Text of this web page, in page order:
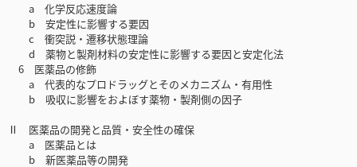
a 化学反応速度論
b 安定性に影響する要因
c 衝突説・遷移状態理論
d 薬物と製剤材料の安定性に影響する要因と安定化法
6 医薬品の修飾
a 代表的なプロドラッグとそのメカニズム・有用性
b 吸収に影響をおよぼす薬物・製剤側の因子
Ⅱ 医薬品の開発と品質・安全性の確保
a 医薬品とは
b 新医薬品等の開発